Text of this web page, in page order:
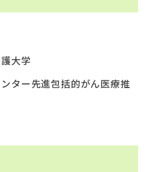
大学
ター先進包括的がん医療推